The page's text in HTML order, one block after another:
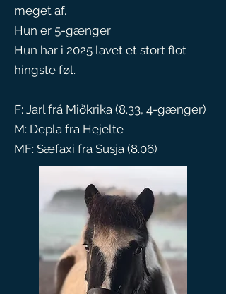
meget af.
Hun er 5-gænger
Hun har i 2025 lavet et stort flot
hingste føl.
F: Jarl frá Miðkrika (8.33, 4-gænger)
M: Depla fra Hejelte
MF: Sæfaxi fra Susja (8.06)